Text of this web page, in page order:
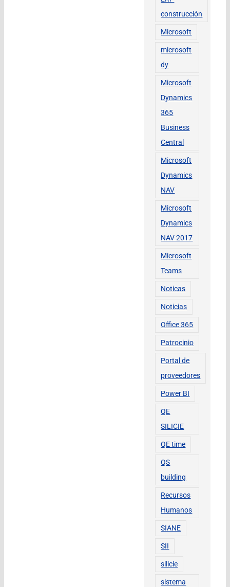
construcción
Microsoft
microsoft
dy
Microsoft
Dynamics
365
Business
Central
Microsoft
Dynamics
NAV
Microsoft
Dynamics
NAV 2017
Microsoft
Teams
Noticas
Noticias
Office 365
Patrocinio
Portal de
proveedores
Power BI
QE
SILICIE
QE time
QS
building
Recursos
Humanos
SIANE
SII
silicie
sistema